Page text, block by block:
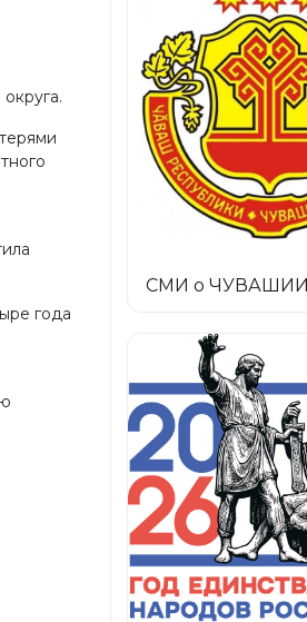
года
СМИ о ЧУВАШИИ